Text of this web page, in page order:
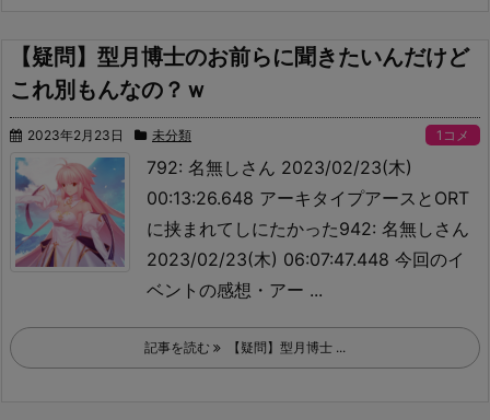
【疑問】型月博士のお前らに聞きたいんだけど
これ別もんなの？ｗ
2023年2月23日 未分類 1コメ
792: 名無しさん 2023/02/23(木)
00:13:26.648 アーキタイプアースとORT
に挟まれてしにたかった942: 名無しさん
2023/02/23(木) 06:07:47.448 今回のイ
ベントの感想 ・アー ...
記事を読む 【疑問】型月博士 ...